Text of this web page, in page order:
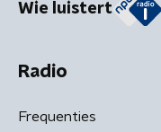
Wie luistert
Radio
Frequenties